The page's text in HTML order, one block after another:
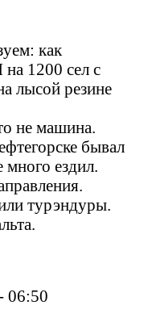
как
1200 сел с
лысой резине
не машина.
бывал
много ездил.
турэндуры.
06:50